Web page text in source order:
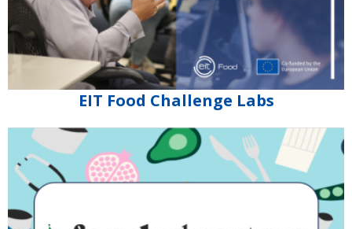
EIT Food Challenge Labs